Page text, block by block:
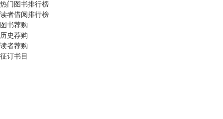
热门图书排行榜
读者借阅排行榜
图书荐购
历史荐购
读者荐购
征订书目